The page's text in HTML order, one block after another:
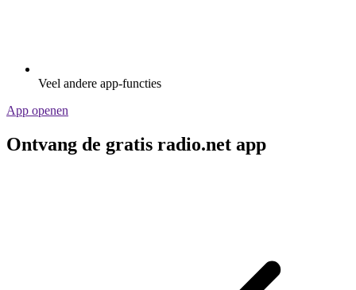
Veel andere app-functies
App openen
Ontvang de gratis radio.net app